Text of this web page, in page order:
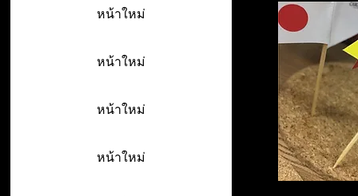
หน้าใหม่
หน้าใหม่
หน้าใหม่
หน้าใหม่